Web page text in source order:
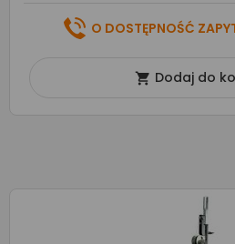
O DOSTĘPNOŚĆ
 Dodaj do